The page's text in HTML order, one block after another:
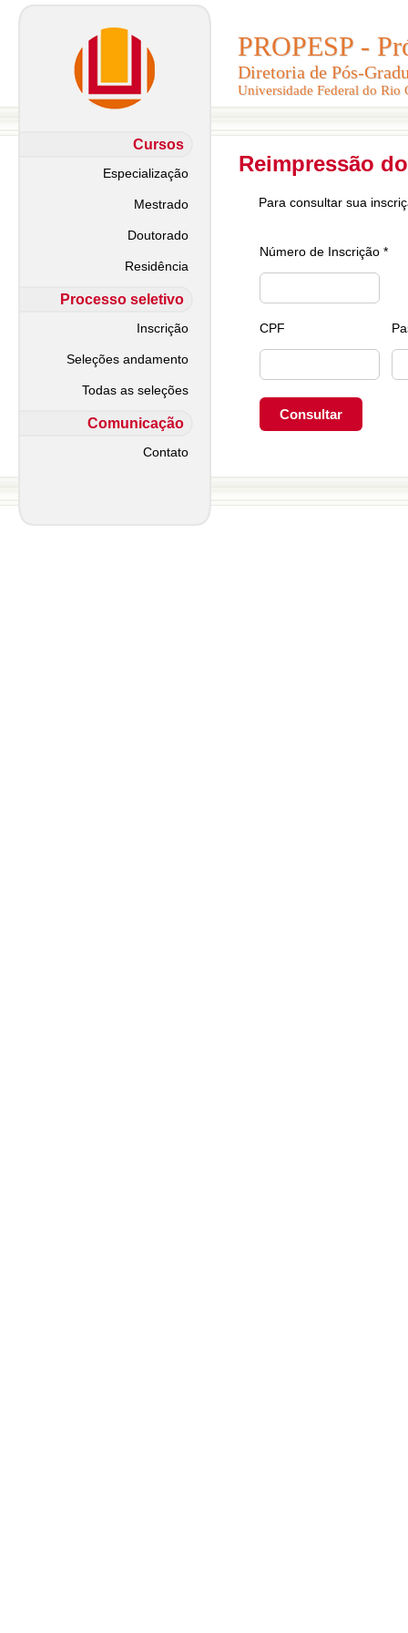
PROPESP -
Diretoria de Pós-
Universidade Federal do Rio
PROPESP -
Diretoria de Pós-
Universidade Federal do Rio
Cursos
Especialização
Mestrado
Doutorado
Residência
Processo seletivo
Inscrição
Seleções andamento
Todas as seleções
Comunicação
Contato
Reimpressão
Para consultar sua
Número de Inscrição *
CPF